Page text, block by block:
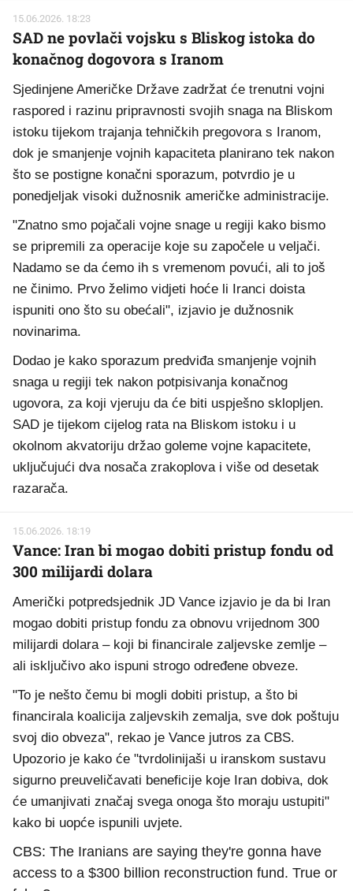
15.06.2026. 18:23
SAD ne povlači vojsku s Bliskog istoka do
konačnog dogovora s Iranom
Sjedinjene Američke Države zadržat će trenutni vojni
raspored i razinu pripravnosti svojih snaga na Bliskom
istoku tijekom trajanja tehničkih pregovora s Iranom,
dok je smanjenje vojnih kapaciteta planirano tek nakon
što se postigne konačni sporazum, potvrdio je u
ponedjeljak visoki dužnosnik američke administracije.
"Znatno smo pojačali vojne snage u regiji kako bismo
se pripremili za operacije koje su započele u veljači.
Nadamo se da ćemo ih s vremenom povući, ali to još
ne činimo. Prvo želimo vidjeti hoće li Iranci doista
ispuniti ono što su obećali", izjavio je dužnosnik
novinarima.
Dodao je kako sporazum predviđa smanjenje vojnih
snaga u regiji tek nakon potpisivanja konačnog
ugovora, za koji vjeruju da će biti uspješno sklopljen.
SAD je tijekom cijelog rata na Bliskom istoku i u
okolnom akvatoriju držao goleme vojne kapacitete,
uključujući dva nosača zrakoplova i više od desetak
razarača.
15.06.2026. 18:19
Vance: Iran bi mogao dobiti pristup fondu od
300 milijardi dolara
Američki potpredsjednik JD Vance izjavio je da bi Iran
mogao dobiti pristup fondu za obnovu vrijednom 300
milijardi dolara – koji bi financirale zaljevske zemlje –
ali isključivo ako ispuni strogo određene obveze.
"To je nešto čemu bi mogli dobiti pristup, a što bi
financirala koalicija zaljevskih zemalja, sve dok poštuju
svoj dio obveza", rekao je Vance jutros za CBS.
Upozorio je kako će "tvrdolinijaši u iranskom sustavu
sigurno preuveličavati beneficije koje Iran dobiva, dok
će umanjivati značaj svega onoga što moraju ustupiti"
kako bi uopće ispunili uvjete.
CBS: The Iranians are saying they're gonna have
access to a $300 billion reconstruction fund. True or